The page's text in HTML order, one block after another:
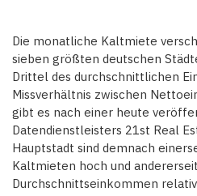
Die monatliche Kaltmiete
sieben größten deutschen
Drittel des durchschnittlichen
Missverhältnis zwischen
gibt es nach einer heute
Datendienstleisters 21st Real
Hauptstadt sind demnach
Kaltmieten hoch und
Durchschnittseinkommen relativ